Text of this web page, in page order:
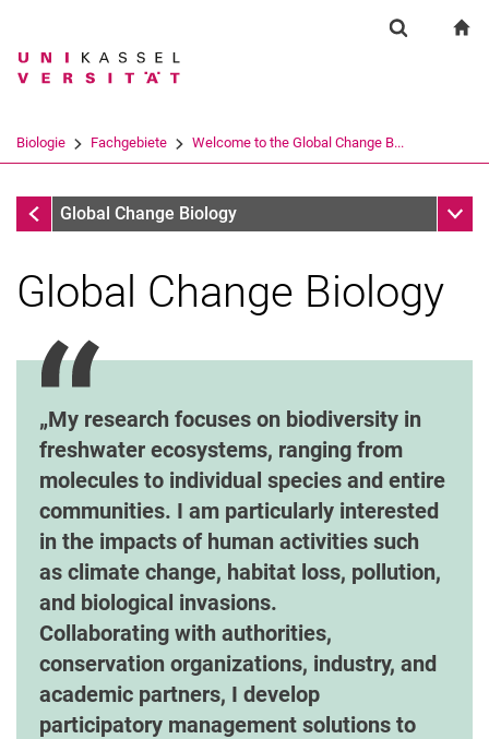
Springe direkt zu: Inhalt
Springe direkt zu: Suche
Springe direkt zu:
Suchbegriff
Suchen (öffnet externen Link in einem
Biologie Fachgebiete Welcome to the Global Change B...
Fachgebiete
Global Change Biology
Global Change Biology
My research focuses on biodiversity in
freshwater ecosystems, ranging from
molecules to individual species and entire
communities. I am particularly interested
in the impacts of human activities such
as climate change, habitat loss, pollution,
and biological invasions.
Collaborating with authorities,
conservation organizations, industry, and
academic partners, I develop
participatory management solutions to